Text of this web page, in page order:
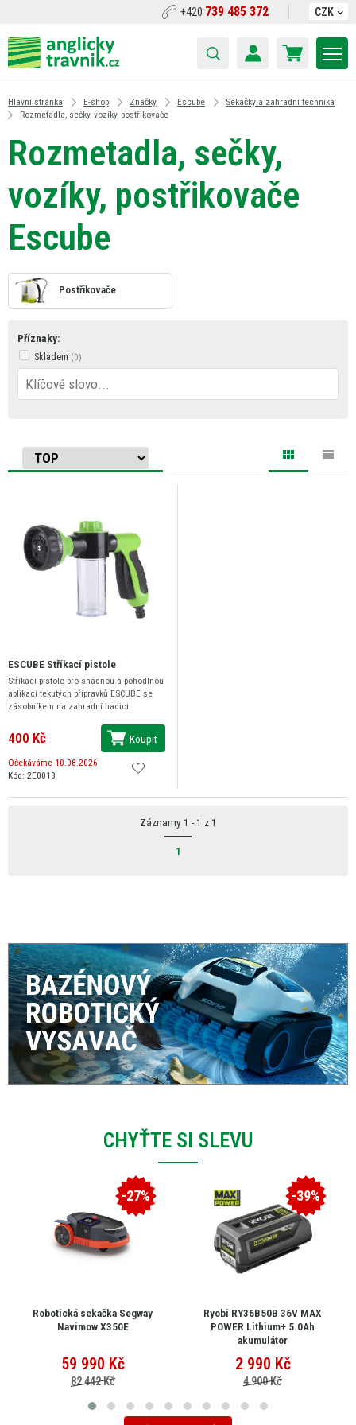
+420 739 485 372 CZK
Hlavní stránka E-shop Značky Escube
Sekačky a zahradní technika
Rozmetadla, sečky, vozíky, postřikovače
Rozmetadla, sečky,
vozíky, postřikovače
Escube
Postřikovače
Příznaky:
Skladem
ESCUBE Stříkací pistole
Stříkací pistole pro snadnou a pohodlnou
aplikaci tekutých přípravků ESCUBE se
zásobníkem na zahradní hadici.
400 Kč Koupit
Očekáváme 10.08.2026
Kód: 2E0018
Záznamy 1 - 1 z 1
1
CHYŤTE SI SLEVU
-27%
Robotická sekačka Segway
Navimow X350E
59 990 Kč
82 442 Kč
-39%
Ryobi RY36B50B 36V MAX
POWER Lithium+ 5.0Ah
akumulátor
2 990 Kč
4 900 Kč